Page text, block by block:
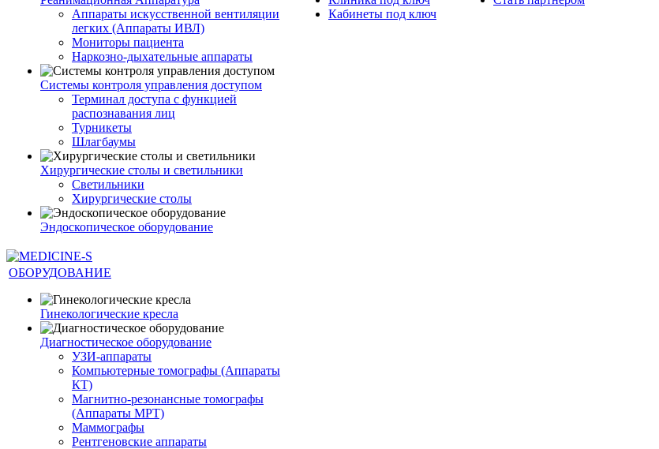
Аппараты искусственной вентиляции
легких (Аппараты ИВЛ)
Мониторы пациента
Наркозно-дыхательные аппараты
Системы контроля управления доступом
Терминал доступа с функцией
распознавания лиц
Турникеты
Шлагбаумы
Хирургические столы и светильники
Светильники
Хирургические столы
Эндоскопическое оборудование
Кабинеты под ключ
ОБОРУДОВАНИЕ
Гинекологические кресла
Диагностическое оборудование
УЗИ-аппараты
Компьютерные томографы (Аппараты
КТ)
Магнитно-резонансные томографы
(Аппараты МРТ)
Маммографы
Рентгеновские аппараты